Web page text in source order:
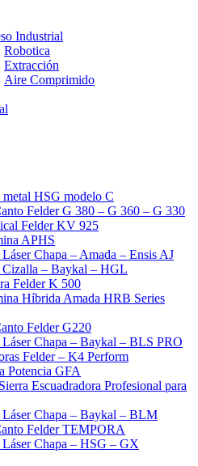
Industrial
Robotica
Extracción
Aire Comprimido
metal HSG modelo C​
Felder G 380 – G 360 – G 330
Felder KV 925
APHS
Chapa – Amada – Ensis AJ
Cizalla – Baykal – HGL
Felder K 500
Híbrida Amada HRB Series
Felder G220
Chapa – Baykal – BLS PRO
Felder – K4 Perform
Potencia GFA
Escuadradora Profesional para
Chapa – Baykal – BLM
Felder TEMPORA
Chapa – HSG – GX